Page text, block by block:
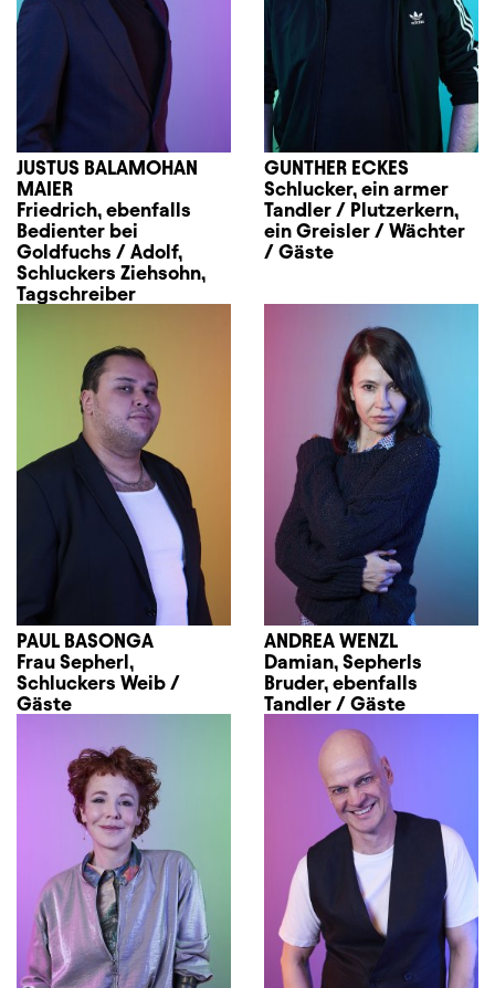
JUSTUS BALAMOHAN
MAIER
Friedrich, ebenfalls
Bedienter bei
Goldfuchs / Adolf,
Schluckers Ziehsohn,
Tagschreiber
GUNTHER ECKES
Schlucker, ein armer
Tandler / Plutzerkern,
ein Greisler / Wächter
/ Gäste
PAUL BASONGA
Frau Sepherl,
Schluckers Weib /
Gäste
ANDREA WENZL
Damian, Sepherls
Bruder, ebenfalls
Tandler / Gäste